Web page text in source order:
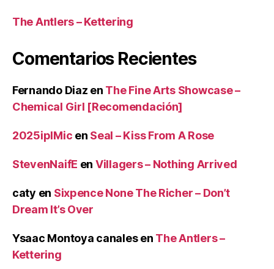
The Antlers – Kettering
Comentarios Recientes
Fernando Diaz en The Fine Arts Showcase –
Chemical Girl [Recomendación]
2025iplMic en Seal – Kiss From A Rose
StevenNaifE en Villagers – Nothing Arrived
caty en Sixpence None The Richer – Don’t
Dream It’s Over
Ysaac Montoya canalesen The Antlers –
Kettering